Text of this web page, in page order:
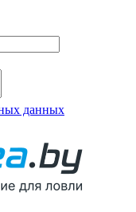
данных